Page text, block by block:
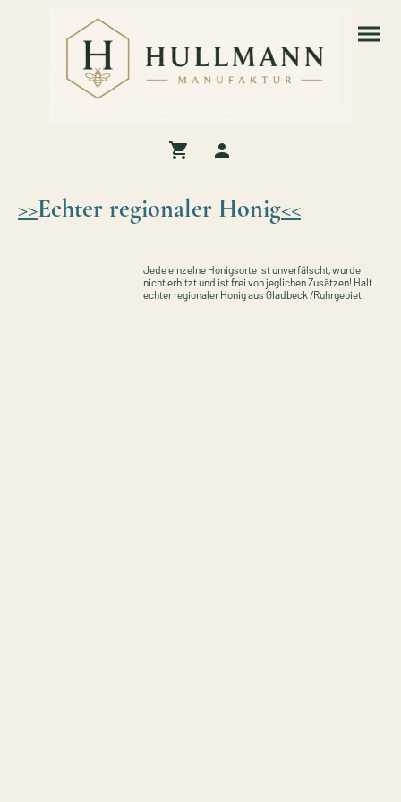
>>Echter regionaler Honig<<
Jede einzelne Honigsorte ist unverfälscht, wurde
nicht erhitzt und ist frei von jeglichen Zusätzen! Halt
echter regionaler Honig aus Gladbeck /Ruhrgebiet.